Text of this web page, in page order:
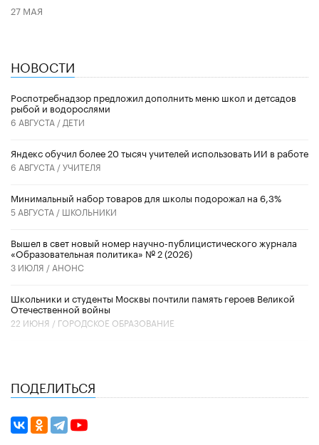
27 МАЯ
НОВОСТИ
Роспотребнадзор предложил дополнить меню школ и детсадов
рыбой и водорослями
6 АВГУСТА / ДЕТИ
​Яндекс обучил более 20 тысяч учителей использовать ИИ в работе
6 АВГУСТА /УЧИТЕЛЯ
Минимальный набор товаров для школы подорожал на 6,3%
5 АВГУСТА / ШКОЛЬНИКИ
Вышел в свет новый номер научно-публицистического журнала
«Образовательная политика» № 2 (2026)
3 ИЮЛЯ / АНОНС
Школьники и студенты Москвы почтили память героев Великой
Отечественной войны
22 ИЮНЯ / ГОРОДСКОЕ ОБРАЗОВАНИЕ
ПОДЕЛИТЬСЯ